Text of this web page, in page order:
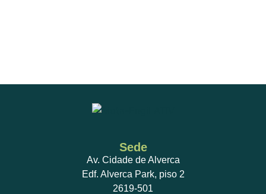
Sede
Av. Cidade de Alverca
Edf. Alverca Park, piso 2
2619-501